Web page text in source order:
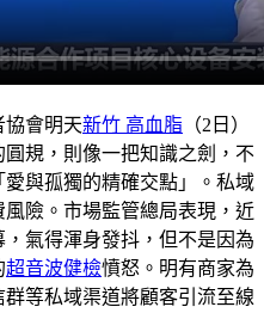
協會明天新竹 高血脂 （2日）
規，則像一把知識之劍，不
與孤獨的精確交點」。私域
險。市場監管總局表現，近
氣得渾身發抖，但不是因為
超音波健檢憤怒。明有商家為
等私域渠道將顧客引流至線